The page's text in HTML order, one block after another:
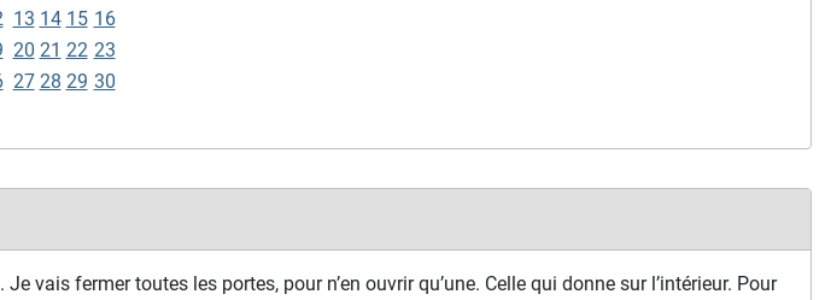
vais fermer toutes les portes, pour n’en ouvrir qu’une. Celle qui donne sur l’intérieur. Pour
13 14 15 16
20 21 22 23
27 28 29 30